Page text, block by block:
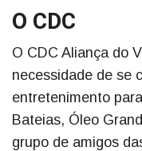
O CDC
O CDC Aliança do
necessidade de se
entretenimento
Bateias, Óleo
grupo de amigos